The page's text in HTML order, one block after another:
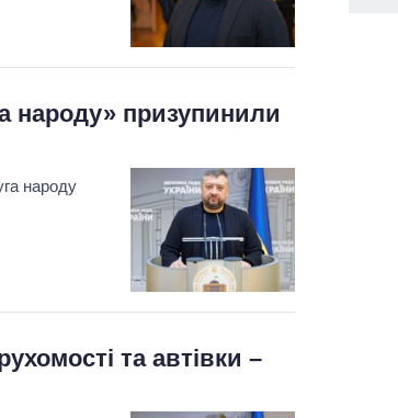
народу» призупинили
народу
та автівки –
рф